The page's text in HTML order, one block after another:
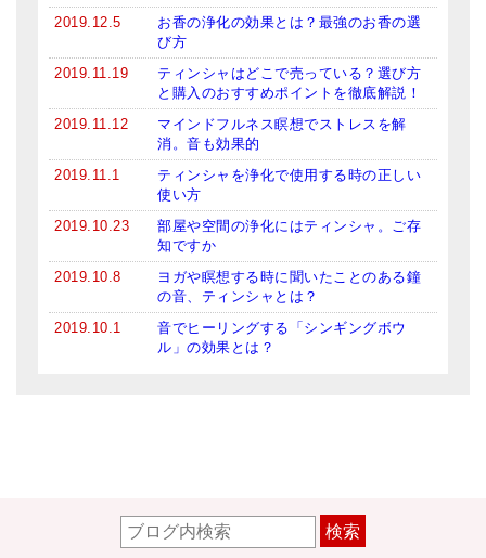
2019.12.5
お香の浄化の効果とは？最強のお香の選
び方
2019.11.19
ティンシャはどこで売っている？選び方
と購入のおすすめポイントを徹底解説！
2019.11.12
マインドフルネス瞑想でストレスを解
消。音も効果的
2019.11.1
ティンシャを浄化で使用する時の正しい
使い方
2019.10.23
部屋や空間の浄化にはティンシャ。ご存
知ですか
2019.10.8
ヨガや瞑想する時に聞いたことのある鐘
の音、ティンシャとは？
2019.10.1
音でヒーリングする「シンギングボウ
ル」の効果とは？
検索